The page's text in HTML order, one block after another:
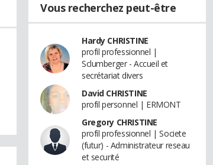
Vous recherchez peut-être
Hardy CHRISTINE
profil professionnel |
Sclumberger - Accueil et
secrétariat divers
David CHRISTINE
profil personnel | ERMONT
Gregory CHRISTINE
profil professionnel | Societe
(futur) - Administrateur reseau
et securité